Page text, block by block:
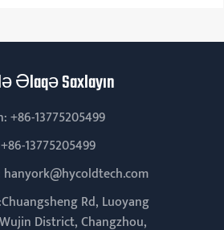
Əlaqə Saxlayın
+86-13775205499
+86-13775205499
hanyork@hycoldtech.com
Rd, Luoyang
District, Changzhou,